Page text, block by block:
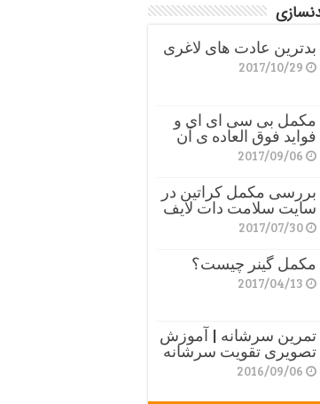
بدترین عادت های لاغری
2017/10/29
مکمل بی سی ای ای و
فواید فوق العاده ی آن
2017/09/06
بررسی مکمل کراتین در
سایت سلامت دات لایف
2017/07/30
مکمل گینر چیست؟
2017/04/13
تمرین سرشانه | آموزش
تصویری تقویت سرشانه
2016/09/06